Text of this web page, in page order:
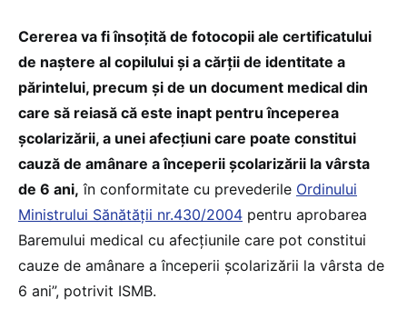
Cererea va fi însoțită de fotocopii ale certificatului
de naștere al copilului și a cărții de identitate a
părintelui, precum și de un document medical din
care să reiasă că este inapt pentru începerea
școlarizării, a unei afecțiuni care poate constitui
cauză de amânare a începerii școlarizării la vârsta
de 6 ani, în conformitate cu prevederile Ordinului
Ministrului Sănătății nr.430/2004 pentru aprobarea
Baremului medical cu afecțiunile care pot constitui
cauze de amânare a începerii școlarizării la vârsta de
6 ani”, potrivit ISMB.